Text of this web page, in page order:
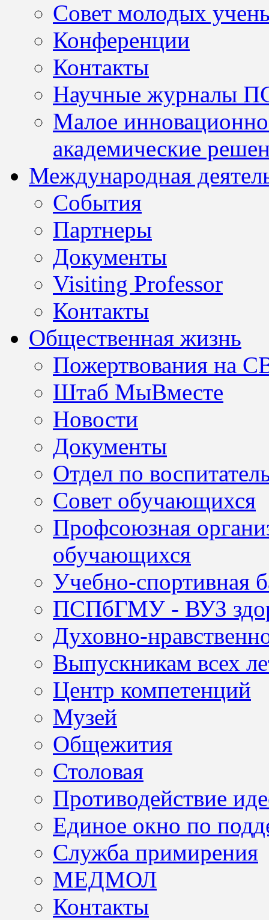
Совет молодых
Конференции
Контакты
Научные журналы
Малое
академические
Международная
События
Партнеры
Документы
Visiting Professor
Контакты
Общественная жизнь
Пожертвования на
Штаб МыВместе
Новости
Документы
Отдел по
Совет обучающихся
Профсоюзная
обучающихся
Учебно-спортивная
ПСПбГМУ - ВУЗ
Духовно-
Выпускникам всех
Центр компетенций
Музей
Общежития
Столовая
Противодействие
Единое окно по
Служба примирения
МЕДМОЛ
Контакты